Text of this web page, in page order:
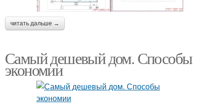
читать дальше →
Самый дешевый дом. Способы
экономии